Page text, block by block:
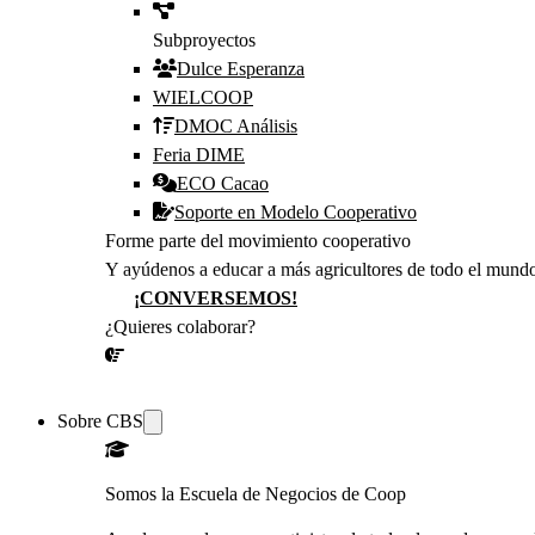
Subproyectos
Dulce Esperanza
WIELCOOP
DMOC Análisis
Feria DIME
ECO Cacao
Soporte en Modelo Cooperativo
Forme parte del movimiento cooperativo
Y ayúdenos a educar a más agricultores de todo el
¡CONVERSEMOS!
¿Quieres colaborar?
Sobre CBS
Somos la Escuela de Negocios de Coop